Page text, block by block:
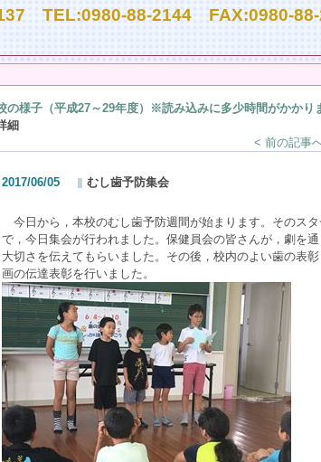
137 TEL:0980-88-2144 FAX:0980-
の様子（平成27～29年度）※読み込みに多少時間がかかり
細
< 前の記事
2017/06/05 むし歯予防集会
今日から，本校のむし歯予防週間が始まります。そのスタ
で，今日集会が行われました。保健員会の皆さんが，劇を
大切さを伝えてもらいました。その後，校内のよい歯の表
画の伝達表彰を行いました。